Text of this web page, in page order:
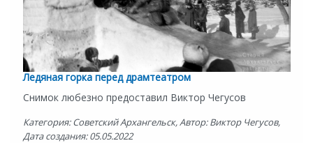
Ледяная горка перед драмтеатром
Снимок любезно предоставил Виктор Чегусов
Категория: Советский Архангельск, Автор: Виктор Чегусов,
Дата создания: 05.05.2022